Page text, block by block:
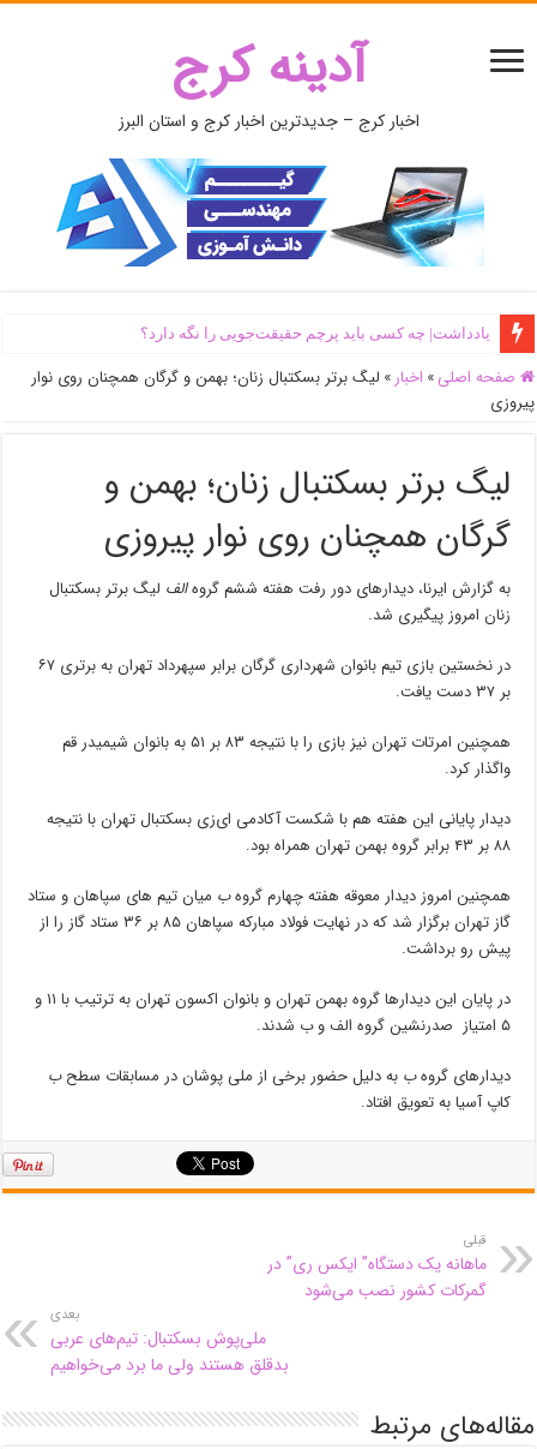
آدینه کرج
اخبار کرج – جدیدترین اخبار کرج و استان البرز
یادداشت| ‌چه کسی باید پرچم حقیقت‌جویی را نگه دارد؟
صفحه اصلی » اخبار » لیگ برتر بسکتبال زنان؛ بهمن و گرگان همچنان روی نوار
پیروزی
لیگ برتر بسکتبال زنان؛ بهمن و
گرگان همچنان روی نوار پیروزی
به گزارش ایرنا، دیدارهای دور رفت هفته ششم گروهالف لیگ برتر بسکتبال
زنان امروز پیگیری شد.
در نخستین بازی تیم بانوان شهرداری گرگان برابر سپهرداد تهران به برتری ۶۷
بر ۳۷ دست یافت.
همچنین امرتات تهران نیز بازی را با نتیجه ۸۳ بر ۵۱ به بانوان شیمیدر قم
واگذار کرد.
دیدار پایانی این هفته هم با شکست آکادمی ای‌زی بسکتبال تهران با نتیجه
۸۸ بر ۴۳ برابر گروه بهمن تهران همراه بود.
همچنین امروز دیدار معوقه هفته چهارم گروهب میان تیم های سپاهان و ستاد
گاز تهران برگزار شد که در نهایت فولاد مبارکه سپاهان ۸۵ بر ۳۶ ستاد گاز را از
پیش رو برداشت.
در پایان این دیدارها گروه بهمن تهران و بانوان اکسون تهران به ترتیب با ۱۱ و
۵ امتیاز صدرنشین گروه الف و ب شدند.
دیدارهای گروهب به دلیل حضور برخی از ملی پوشان در مسابقات سطحب
کاپ آسیا به تعویق افتاد.
قبلی
ماهانه یک دستگاه” ایکس ری” در
گمرکات کشور نصب می‌شود
بعدی
ملی‌پوش بسکتبال: تیم‌های عربی
بدقلق هستند ولی ما برد می‌خواهیم
مقاله‌های مرتبط